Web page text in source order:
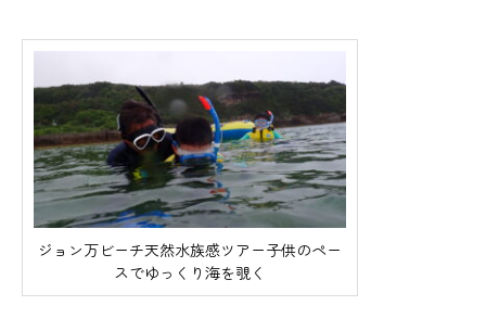
ジョン万ビーチ天然水族感ツアー子供のペー
スでゆっくり海を覗く